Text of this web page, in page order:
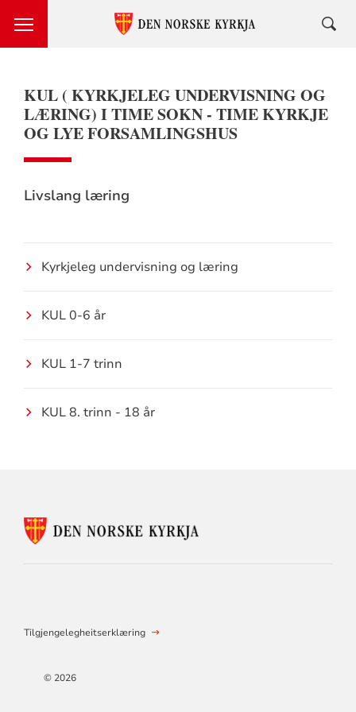
KUL ( KYRKJELEG UNDERVISNING OG
LÆRING) I TIME SOKN - TIME KYRKJE
OG LYE FORSAMLINGSHUS
Livslang læring
Kyrkjeleg undervisning og læring
KUL 0-6 år
KUL 1-7 trinn
KUL 8. trinn - 18 år
FOR
Tilgjengelegheitserklæring
© 2026